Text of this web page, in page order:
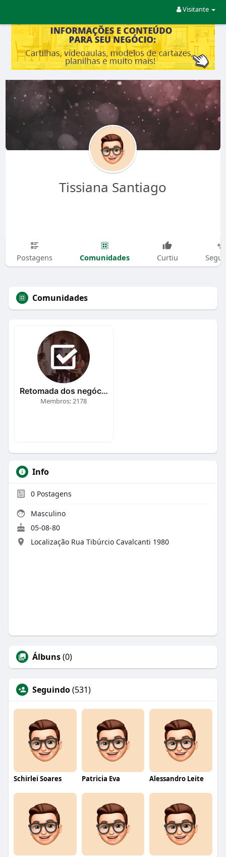
Visitante
Tissiana Santiago
Postagens Comunidades Curtiu
Comunidades
Retomada dos negócios
Membros: 2178
Info
0Postagens
Masculino
05-08-80
Localização Rua Tibúrcio Cavalcanti 1980
Álbuns(0)
Seguindo(531)
Schirlei Soares Patricia Eva Alessandro Leite